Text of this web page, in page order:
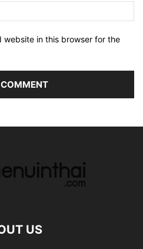
website in this browser for the
US